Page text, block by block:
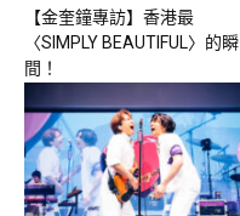
【金奎鐘專訪】香港最
〈SIMPLY BEAUTIFUL〉的瞬
間！